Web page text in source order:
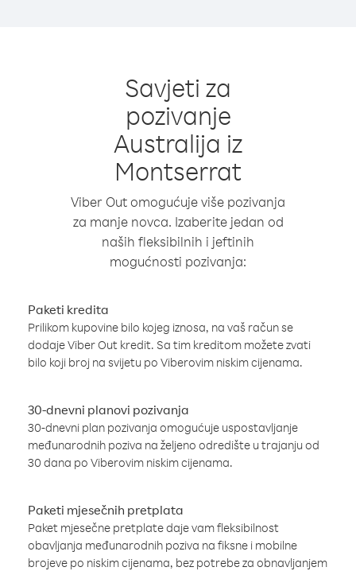
Savjeti za
pozivanje
Australija iz
Montserrat
Viber Out omogućuje više pozivanja
za manje novca. Izaberite jedan od
naših fleksibilnih i jeftinih
mogućnosti pozivanja:
Paketi kredita
Prilikom kupovine bilo kojeg iznosa, na vaš račun se
dodaje Viber Out kredit. Sa tim kreditom možete zvati
bilo koji broj na svijetu po Viberovim niskim cijenama.
30-dnevni planovi pozivanja
30-dnevni plan pozivanja omogućuje uspostavljanje
međunarodnih poziva na željeno odredište u trajanju od
30 dana po Viberovim niskim cijenama.
Paketi mjesečnih pretplata
Paket mjesečne pretplate daje vam fleksibilnost
obavljanja međunarodnih poziva na fiksne i mobilne
brojeve po niskim cijenama, bez potrebe za obnavljanjem